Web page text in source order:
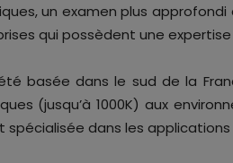
un examen plus approfondi
qui possèdent une
basée dans le sud de la
(jusqu’à 1000K) aux
spécialisée dans les